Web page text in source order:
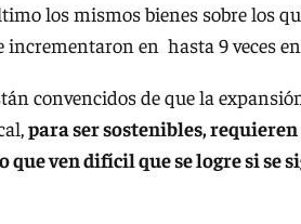
los mismos bienes sobre los
incrementaron en hasta 9 veces
convencidos de que la
para ser sostenibles,
ven difícil que se logre si se